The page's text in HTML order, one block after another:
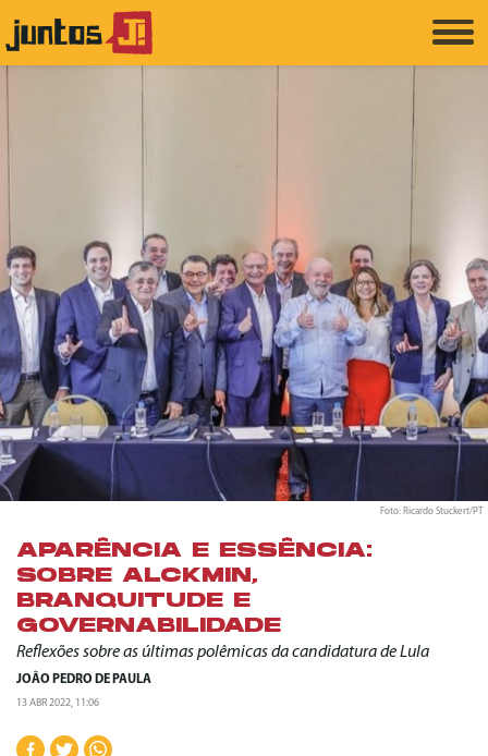
Foto: Ricardo Stuckert/PT
APARÊNCIA E ESSÊNCIA:
SOBRE ALCKMIN,
BRANQUITUDE E
GOVERNABILIDADE
Reflexões sobre as últimas polêmicas da candidatura de Lula
JOÃO PEDRO DE PAULA
13 ABR 2022, 11:06